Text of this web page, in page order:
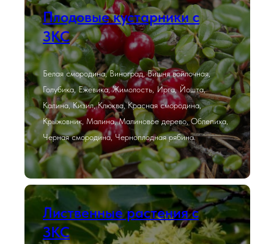
Плодовые кустарники с
ЗКС
Белая смородина, Виноград, Вишня войлочная,
Голубика, Ежевика, Жимолость, Ирга, Йошта,
Калина, Кизил, Клюква, Красная смородина,
Крыжовник, Малина, Малиновое дерево, Облепиха,
Черная смородина, Черноплодная рябина.
Лиственные растения с
ЗКС